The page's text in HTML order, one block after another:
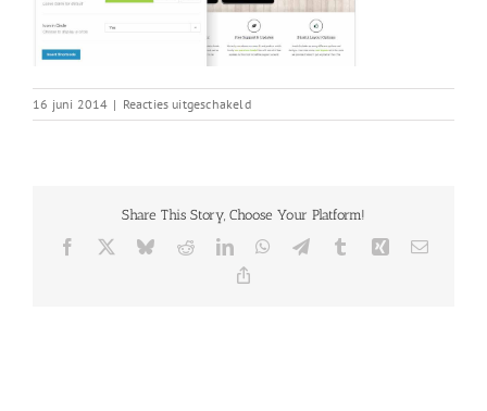
16 juni 2014 | Reacties uitgeschakeldvoor
shortcodes2
Share This Story, Choose Your Platform!
Facebook BlueskyRedditLinkedInWhatsApp
TelegramTumblr Xing E-